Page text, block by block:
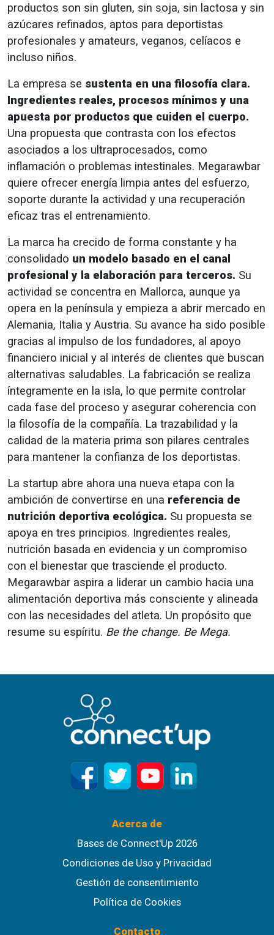
productos son sin gluten, sin soja, sin lactosa y sin
azúcares refinados, aptos para deportistas
profesionales y amateurs, veganos, celíacos e
incluso niños.
La empresa se sustenta en una filosofía clara.
Ingredientes reales, procesos mínimos y una
apuesta por productos que cuiden el cuerpo.
Una propuesta que contrasta con los efectos
asociados a los ultraprocesados, como
inflamación o problemas intestinales. Megarawbar
quiere ofrecer energía limpia antes del esfuerzo,
soporte durante la actividad y una recuperación
eficaz tras el entrenamiento.
La marca ha crecido de forma constante y ha
consolidado un modelo basado en el canal
profesional y la elaboración para terceros. Su
actividad se concentra en Mallorca, aunque ya
opera en la península y empieza a abrir mercado en
Alemania, Italia y Austria. Su avance ha sido posible
gracias al impulso de los fundadores, al apoyo
financiero inicial y al interés de clientes que buscan
alternativas saludables. La fabricación se realiza
íntegramente en la isla, lo que permite controlar
cada fase del proceso y asegurar coherencia con
la filosofía de la compañía. La trazabilidad y la
calidad de la materia prima son pilares centrales
para mantener la confianza de los deportistas.
La startup abre ahora una nueva etapa con la
ambición de convertirse en una referencia de
nutrición deportiva ecológica. Su propuesta se
apoya en tres principios. Ingredientes reales,
nutrición basada en evidencia y un compromiso
con el bienestar que trasciende el producto.
Megarawbar aspira a liderar un cambio hacia una
alimentación deportiva más consciente y alineada
con las necesidades del atleta. Un propósito que
resume su espíritu. Be the change. Be Mega.
Acerca de
Bases de Connect'Up 2026
Condiciones de Uso y Privacidad
Gestión de consentimiento
Política de Cookies
Contacto